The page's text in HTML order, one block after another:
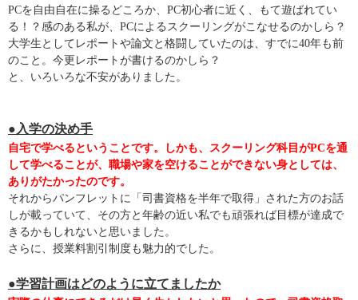
PCを自由自在に操るどころか、PC初心者に近く、もて遊ばれてい
る！？感のある私が、PCによるスクーリングがこなせるのかしら？
大学生としてレポートや論文と格闘していたのは、すでに40年も前
のこと。今更レポートが書けるのかしら？
と、いろいろな不安がありました。
●入学の決め手
自宅で学べるということです。しかも、スクーリング科目がPCを通
して学べることが、職場や家を空けることができない身としては、
ありがたかったのです。
それからパンフレットに「司書資格を半年で取得」された方のお話
しが載っていて、その方と年齢の近い私でも頑張れば目標が達成で
きるかもしれないと思いました。
さらに、授業料割引制度も魅力的でした。
●学習計画はどのように立てましたか